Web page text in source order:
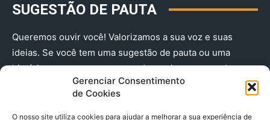
Gerenciar Consentimento
de Cookies
O nosso site utiliza cookies para ajudar a melhorar a sua experiência de
SUGESTÃO DE PAUTA
Queremos ouvir você! Valorizamos a sua voz e suas
ideias. Se você tem uma sugestão de pauta ou uma
história que merece ser contada, envie-nos agora!
(91) 98224 - 3111